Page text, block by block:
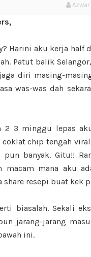
Harini aku kerja half
Patut balik
diri masing-
was-was dah
2 3 minggu lepas
chip tengah
banyak. Gitu!!
macam mana aku
share resepi buat kek
biasalah. Sekali
jarang-jarang
ini.